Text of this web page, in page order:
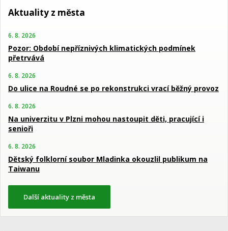
Aktuality z města
6. 8. 2026
Pozor: Období nepříznivých klimatických podmínek
přetrvává
6. 8. 2026
Do ulice na Roudné se po rekonstrukci vrací běžný provoz
6. 8. 2026
Na univerzitu v Plzni mohou nastoupit děti, pracující i
senioři
6. 8. 2026
Dětský folklorní soubor Mladinka okouzlil publikum na
Taiwanu
Další aktuality z města